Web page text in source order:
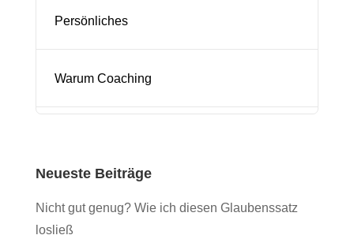
Persönliches
Warum Coaching
Neueste Beiträge
Nicht gut genug? Wie ich diesen Glaubenssatz
losließ